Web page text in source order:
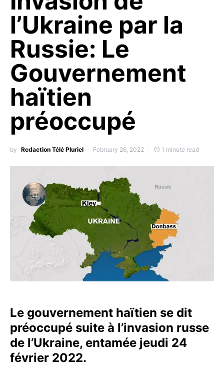
l’Ukraine par la
Russie: Le
Gouvernement
haïtien
préoccupé
by Redaction Télé Pluriel February 26, 2022 1 minute read
Le gouvernement haïtien se dit
préoccupé suite à l’invasion russe
de l’Ukraine, entamée jeudi 24
février 2022.